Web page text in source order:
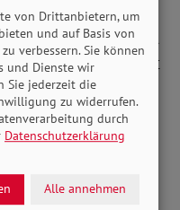
für die nächste
YouTube-Kanal
haben fast
Jung setzt sich für
ein und
jedes Kind
hat.“ Die
nach hier
von Drittanbietern, um
und auf Basis von
verbessern. Sie können
und Dienste wir
Sie jederzeit die
zu widerrufen.
durch
Datenschutzerklärung
Alle annehmen